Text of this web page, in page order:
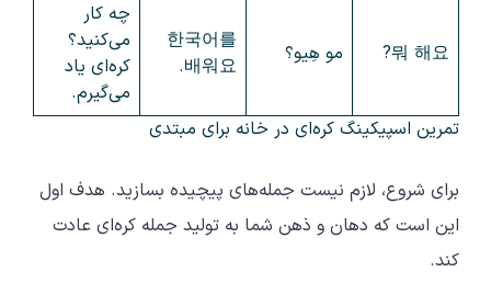
뭐 해요? مو هِیو؟
한국어를
배워요.
چه کار
می‌کنید؟
کره‌ای یاد
می‌گیرم.
تمرین اسپیکینگ کره‌ای در خانه برای مبتدی
برای شروع، لازم نیست جمله‌های پیچیده بسازید. هدف اول
این است که دهان و ذهن شما به تولید جمله کره‌ای عادت
کند.